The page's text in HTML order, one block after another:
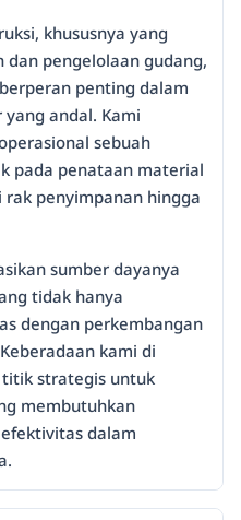
khususnya yang
pengelolaan gudang,
penting dalam
andal. Kami
sebuah
pada penataan material
penyimpanan hingga
sumber dayanya
tidak hanya
dengan perkembangan
kami di
titik strategis untuk
membutuhkan
dalam